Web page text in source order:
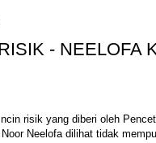
- NEELOFA
risik yang diberi oleh
Neelofa dilihat tidak